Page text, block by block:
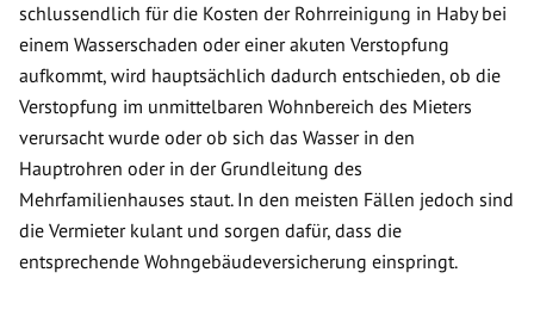
schlussendlich für die Kosten der Rohrreinigung in Haby bei
einem Wasserschaden oder einer akuten Verstopfung
aufkommt, wird hauptsächlich dadurch entschieden, ob die
Verstopfung im unmittelbaren Wohnbereich des Mieters
verursacht wurde oder ob sich das Wasser in den
Hauptrohren oder in der Grundleitung des
Mehrfamilienhauses staut. In den meisten Fällen jedoch sind
die Vermieter kulant und sorgen dafür, dass die
entsprechende Wohngebäudeversicherung einspringt.